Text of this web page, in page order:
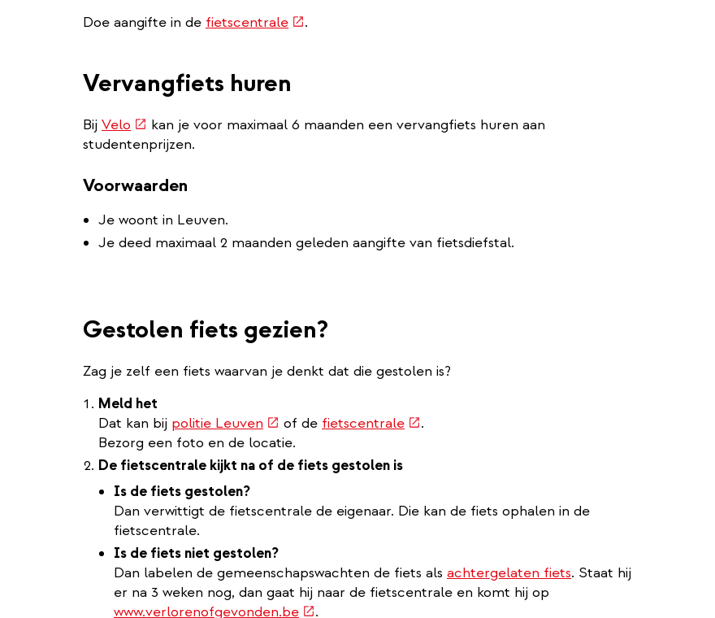
Doe aangifte in de fietscentrale(externe
.
Vervangfiets huren
Bij Velo (externe
link)
kan je voor maximaal 6 maanden een vervangfiets huren aan
studentenprijzen.
Voorwaarden
Je woont in Leuven.
Je deed maximaal 2 maanden geleden aangifte van fietsdiefstal.
Gestolen fiets gezien?
Zag je zelf een fiets waarvan je denkt dat die gestolen is?
Meld het
Dat kan bij politie Leuven (externe
link)
of de fietscentrale(externe
.
Bezorg een foto en de locatie.
De fietscentrale kijkt na of de fiets gestolen is
Is de fiets gestolen?
Dan verwittigt de fietscentrale de eigenaar. Die kan de fiets ophalen in de
fietscentrale.
Is de fiets niet gestolen?
Dan labelen de gemeenschapswachten de fiets als achtergelaten fiets. Staat hij
er na 3 weken nog, dan gaat hij naar de fietscentrale en komt hij op
www.verlorenofgevonden.be(externe
.